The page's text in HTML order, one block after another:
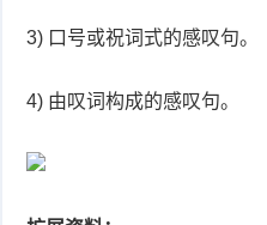
3) 口号或祝词式的感叹句。
4) 由叹词构成的感叹句。